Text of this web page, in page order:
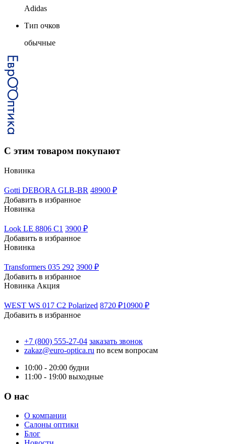
Adidas
Тип очков
обычные
С этим товаром покупают
Новинка
Gotti DEBORA GLB-BR 48900 ₽
Добавить в избранное
Новинка
Look LE 8806 C1 3900 ₽
Добавить в избранное
Новинка
Transformers 035 292 3900 ₽
Добавить в избранное
Новинка Акция
WEST WS 017 C2 Polarized 8720 ₽10900 ₽
Добавить в избранное
+7 (800) 555-27-04 заказать звонок
zakaz@euro-optica.ru по всем вопросам
10:00 - 20:00 будни
11:00 - 19:00 выходные
О нас
О компании
Салоны оптики
Блог